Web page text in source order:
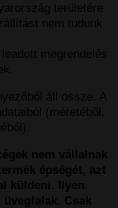
területére
nem tudunk
megrendelés
áll össze. A
(méretéből,
nem vállalnak
épségét, azt
küldeni. Ilyen
Csak